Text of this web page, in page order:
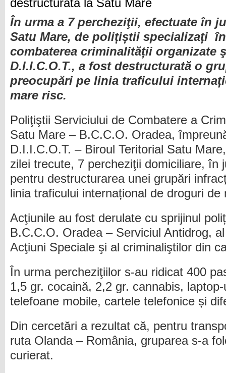
În urma a 7 percheziţii, efectuate în
Satu Mare, de polițiștii specializați în
combaterea criminalității organizate
D.I.I.C.O.T., a fost destructurată o
preocupări pe linia traficului internaț
mare risc.
Poliţiştii Serviciului de Combatere a
Satu Mare – B.C.C.O. Oradea,
D.I.I.C.O.T. – Biroul Teritorial Satu
zilei trecute, 7 percheziţii domiciliare, în
pentru destructurarea unei grupări
linia traficului internațional de droguri de
Acţiunile au fost derulate cu sprijinul
B.C.C.O. Oradea – Serviciul Antidrog,
Acţiuni Speciale şi al criminaliştilor din
În urma percheziţiilor s-au ridicat 400
1,5 gr. cocaină, 2,2 gr. cannabis,
telefoane mobile, cartele telefonice și
Din cercetări a rezultat că, pentru
ruta Olanda – România, gruparea s-a
curierat.